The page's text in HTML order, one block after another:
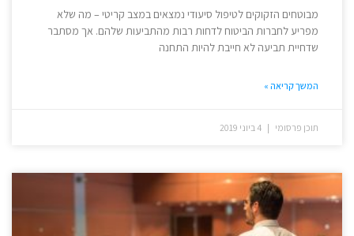
מבוטחים הזקוקים לטיפול סיעודי נמצאים במצב קריטי – מה שלא
מפריע לחברות הביטוח לדחות רבות מהתביעות שלהם. אך מסתבר
שדחיית תביעה לא חייבת להיות התחנה
המשך קריאה »
תוכן פרסומי